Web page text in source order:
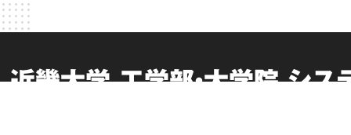
近畿大学 工学部・大学院 シス